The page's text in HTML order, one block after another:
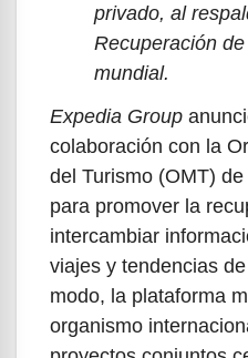
privado, al
Recuperación de
mundial.
Expedia Group
colaboración con la
del Turismo (OMT)
para promover la
intercambiar
viajes y tendencias
modo, la plataforma
organismo